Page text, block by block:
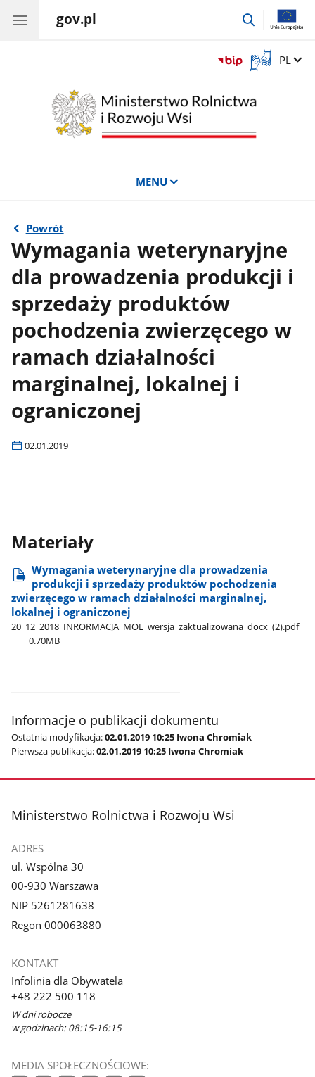
gov.pl
przejdź
Otwórz
okno
tłumaczem
migowego
Zmień
PL
MENU
Powrót
Wymagania weterynaryjne
dla prowadzenia produkcji i
sprzedaży produktów
pochodzenia zwierzęcego w
ramach działalności
marginalnej, lokalnej i
ograniczonej
02.01.2019
Materiały
Wymagania weterynaryjne dla prowadzenia
produkcji i sprzedaży produktów pochodzenia
zwierzęcego w ramach działalności marginalnej,
lokalnej i ograniczonej
20​_12​_2018​_INRORMACJA​_MOL​_wersja​_zaktualizowana​_docx​_(2).pdf
0.70MB
Informacje o publikacji dokumentu
Ostatnia modyfikacja:02.01.2019 10:25 Iwona Chromiak
Pierwsza publikacja:02.01.2019 10:25 Iwona Chromiak
stopka
Ministerstwo Rolnictwa i Rozwoju Wsi
ADRES
ul. Wspólna 30
00-930 Warszawa
NIP 5261281638
Regon 000063880
KONTAKT
Infolinia dla Obywatela
+48 222 500 118
W dni robocze
w godzinach: 08:15-16:15
MEDIA SPOŁECZNOŚCIOWE: